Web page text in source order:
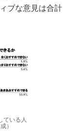
ブな意見は合計
ている人
）